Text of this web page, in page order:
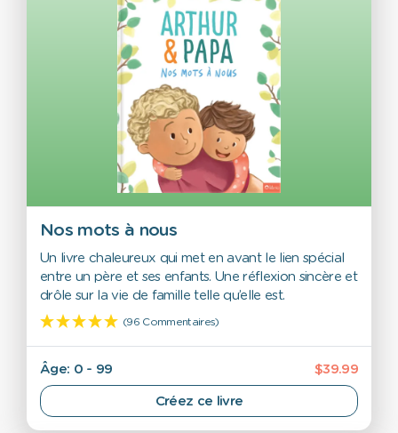
Nos mots à nous
Un livre chaleureux qui met en avant le lien spécial
entre un père et ses enfants. Une réflexion sincère et
drôle sur la vie de famille telle qu’elle est.
(96 Commentaires)
$39.99
Âge: 0 - 99
Créez ce livre